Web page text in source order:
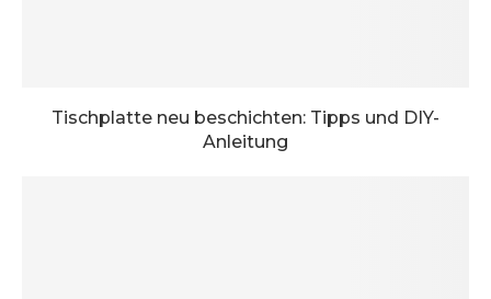
Tischplatte neu beschichten: Tipps und DIY-
Anleitung